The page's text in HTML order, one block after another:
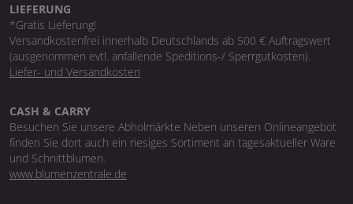
LIEFERUNG
*Gratis Lieferung!
Versandkostenfrei innerhalb Deutschlands ab 500 € Auftragswert
(ausgenommen evtl. anfallende Speditions-/ Sperrgutkosten).
Liefer- und Versandkosten
CASH & CARRY
Besuchen Sie unsere Abholmärkte Neben unseren Onlineangebot
finden Sie dort auch ein riesiges Sortiment an tagesaktueller Ware
und Schnittblumen.
www.blumenzentrale.de